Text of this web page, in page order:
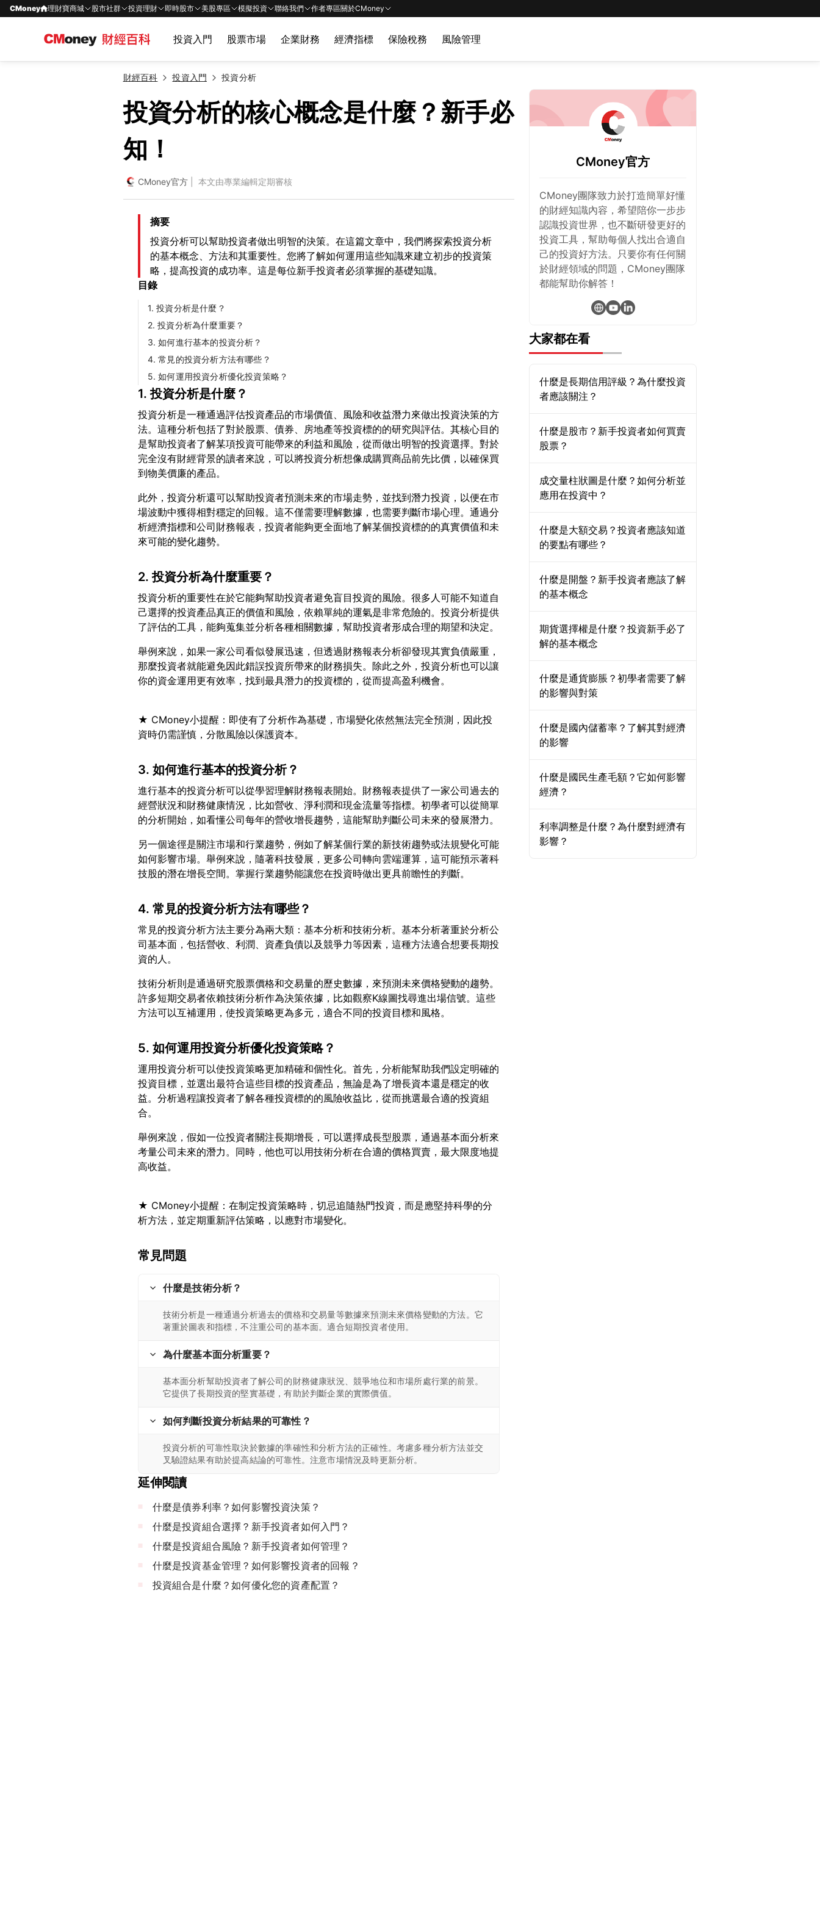
CMoney 理財寶商城 股市社群 投資理財 即時股市 美股專區 模擬投資 聯絡我們 作者專區關於CMoney
投資入門 股票市場 企業財務 經濟指標 保險稅務 風險管理
財經百科 投資入門 投資分析
投資分析的核心概念是什麼？新手必
知！
CMoney官方| 本文由專業編輯定期審核
摘要
投資分析可以幫助投資者做出明智的決策。在這篇文章中，我們將探索投資分析
的基本概念、方法和其重要性。您將了解如何運用這些知識來建立初步的投資策
略，提高投資的成功率。這是每位新手投資者必須掌握的基礎知識。
目錄
1. 投資分析是什麼？
2. 投資分析為什麼重要？
3. 如何進行基本的投資分析？
4. 常見的投資分析方法有哪些？
5. 如何運用投資分析優化投資策略？
1. 投資分析是什麼？
投資分析是一種通過評估投資產品的市場價值、風險和收益潛力來做出投資決策的方
法。這種分析包括了對於股票、債券、房地產等投資標的的研究與評估。其核心目的
是幫助投資者了解某項投資可能帶來的利益和風險，從而做出明智的投資選擇。對於
完全沒有財經背景的讀者來說，可以將投資分析想像成購買商品前先比價，以確保買
此外，投資分析還可以幫助投資者預測未來的市場走勢，並找到潛力投資，以便在市
場波動中獲得相對穩定的回報。這不僅需要理解數據，也需要判斷市場心理。通過分
析經濟指標和公司財務報表，投資者能夠更全面地了解某個投資標的的真實價值和未
2. 投資分析為什麼重要？
投資分析的重要性在於它能夠幫助投資者避免盲目投資的風險。很多人可能不知道自
己選擇的投資產品真正的價值和風險，依賴單純的運氣是非常危險的。投資分析提供
舉例來說，如果一家公司看似發展迅速，但透過財務報表分析卻發現其實負債嚴重，
那麼投資者就能避免因此錯誤投資所帶來的財務損失。除此之外，投資分析也可以讓
★ CMoney小提醒：即使有了分析作為基礎，市場變化依然無法完全預測，因此投
3. 如何進行基本的投資分析？
進行基本的投資分析可以從學習理解財務報表開始。財務報表提供了一家公司過去的
經營狀況和財務健康情況，比如營收、淨利潤和現金流量等指標。初學者可以從簡單
另一個途徑是關注市場和行業趨勢，例如了解某個行業的新技術趨勢或法規變化可能
如何影響市場。舉例來說，隨著科技發展，更多公司轉向雲端運算，這可能預示著科
4. 常見的投資分析方法有哪些？
常見的投資分析方法主要分為兩大類：基本分析和技術分析。基本分析著重於分析公
司基本面，包括營收、利潤、資產負債以及競爭力等因素，這種方法適合想要長期投
技術分析則是通過研究股票價格和交易量的歷史數據，來預測未來價格變動的趨勢。
許多短期交易者依賴技術分析作為決策依據，比如觀察K線圖找尋進出場信號。這些
5. 如何運用投資分析優化投資策略？
運用投資分析可以使投資策略更加精確和個性化。首先，分析能幫助我們設定明確的
投資目標，並選出最符合這些目標的投資產品，無論是為了增長資本還是穩定的收
益。分析過程讓投資者了解各種投資標的的風險收益比，從而挑選最合適的投資組
舉例來說，假如一位投資者關注長期增長，可以選擇成長型股票，通過基本面分析來
考量公司未來的潛力。同時，他也可以用技術分析在合適的價格買賣，最大限度地提
★ CMoney小提醒：在制定投資策略時，切忌追隨熱門投資，而是應堅持科學的分
常見問題
什麼是技術分析？
技術分析是一種通過分析過去的價格和交易量等數據來預測未來價格變動的方法。它
著重於圖表和指標，不注重公司的基本面。適合短期投資者使用。
為什麼基本面分析重要？
基本面分析幫助投資者了解公司的財務健康狀況、競爭地位和市場所處行業的前景。
它提供了長期投資的堅實基礎，有助於判斷企業的實際價值。
如何判斷投資分析結果的可靠性？
投資分析的可靠性取決於數據的準確性和分析方法的正確性。考慮多種分析方法並交
叉驗證結果有助於提高結論的可靠性。注意市場情況及時更新分析。
延伸閱讀
什麼是債券利率？如何影響投資決策？
什麼是投資組合選擇？新手投資者如何入門？
什麼是投資組合風險？新手投資者如何管理？
什麼是投資基金管理？如何影響投資者的回報？
投資組合是什麼？如何優化您的資產配置？
CMoney官方
CMoney團隊致力於打造簡單好懂
的財經知識內容，希望陪你一步步
認識投資世界，也不斷研發更好的
投資工具，幫助每個人找出合適自
己的投資好方法。只要你有任何關
於財經領域的問題，CMoney團隊
都能幫助你解答！
大家都在看
什麼是長期信用評級？為什麼投資
者應該關注？
什麼是股市？新手投資者如何買賣
股票？
成交量柱狀圖是什麼？如何分析並
應用在投資中？
什麼是大額交易？投資者應該知道
的要點有哪些？
什麼是開盤？新手投資者應該了解
的基本概念
期貨選擇權是什麼？投資新手必了
解的基本概念
什麼是通貨膨脹？初學者需要了解
的影響與對策
什麼是國內儲蓄率？了解其對經濟
的影響
什麼是國民生產毛額？它如何影響
經濟？
利率調整是什麼？為什麼對經濟有
影響？